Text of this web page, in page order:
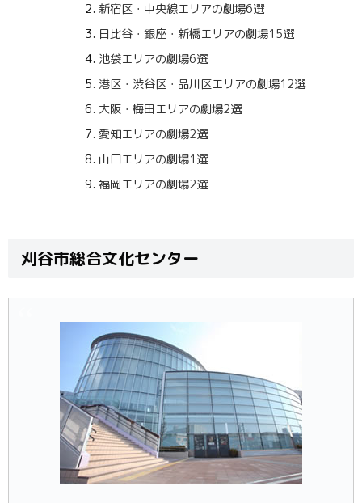
新宿区・中央線エリアの劇場6選
日比谷・銀座・新橋エリアの劇場15選
池袋エリアの劇場6選
港区・渋谷区・品川区エリアの劇場12選
大阪・梅田エリアの劇場2選
愛知エリアの劇場2選
山口エリアの劇場1選
福岡エリアの劇場2選
刈谷市総合文化センター